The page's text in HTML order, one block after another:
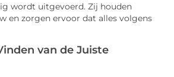
wordt uitgevoerd. Zij houden
en zorgen ervoor dat alles volgens
van de Juiste